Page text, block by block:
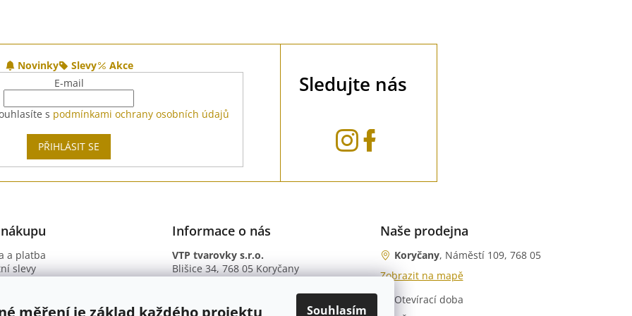
Souhlasím
Novinky Slevy
Akce
E-mail
s podmínkami ochrany osobních údajů
PŘIHLÁSIT SE
Sledujte nás
a platba
slevy
ochrany osobních údajů
Informace o nás
VTP tvarovky s.r.o.
Blišice 34, 768 05 Koryčany
B. ú.: 2301934375/2010 (Fio banka)
Naše prodejna
Koryčany, Náměstí 109, 768 05
Zobrazit na mapě
Otevírací doba